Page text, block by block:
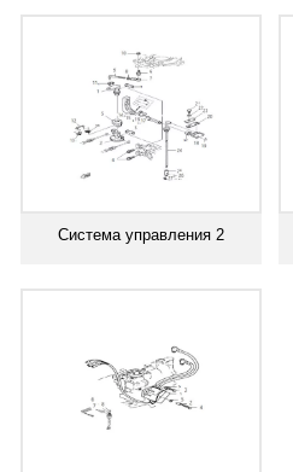
Система управления 2